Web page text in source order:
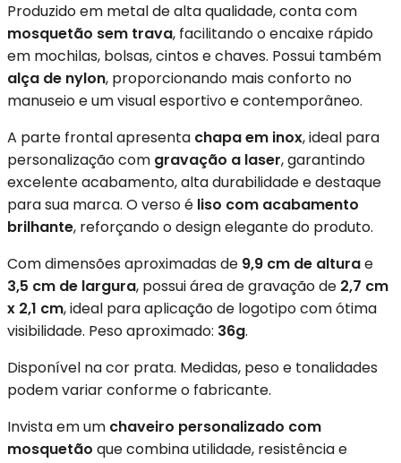
Produzido em metal de alta qualidade, conta com
mosquetão sem trava, facilitando o encaixe rápido
em mochilas, bolsas, cintos e chaves. Possui também
alça de nylon, proporcionando mais conforto no
manuseio e um visual esportivo e contemporâneo.
A parte frontal apresenta chapa em inox, ideal para
personalização com gravação a laser, garantindo
excelente acabamento, alta durabilidade e destaque
para sua marca. O verso é liso com acabamento
brilhante, reforçando o design elegante do produto.
Com dimensões aproximadas de 9,9 cm de alturae
3,5 cm de largura, possui área de gravação de 2,7 cm
x 2,1 cm, ideal para aplicação de logotipo com ótima
visibilidade. Peso aproximado: 36g.
Disponível na cor prata. Medidas, peso e tonalidades
podem variar conforme o fabricante.
Invista em um chaveiro personalizado com
mosquetão que combina utilidade, resistência e